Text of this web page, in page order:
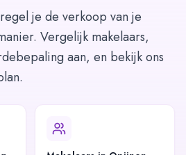
je de verkoop van je
Vergelijk makelaars,
aan, en bekijk ons